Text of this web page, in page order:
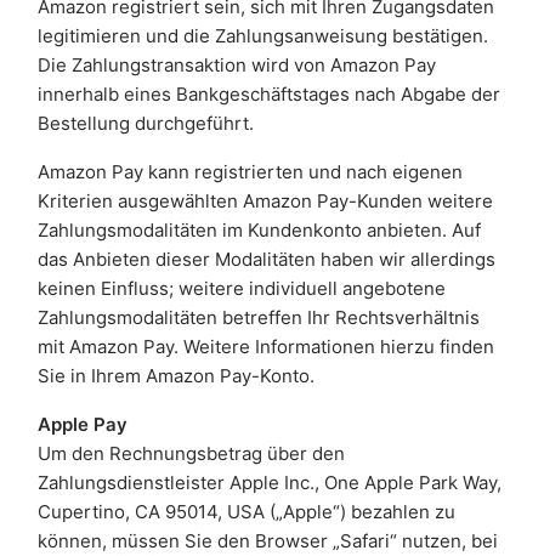
Amazon registriert sein, sich mit Ihren Zugangsdaten
legitimieren und die Zahlungsanweisung bestätigen.
Die Zahlungstransaktion wird von Amazon Pay
innerhalb eines Bankgeschäftstages nach Abgabe der
Bestellung durchgeführt.
Amazon Pay kann registrierten und nach eigenen
Kriterien ausgewählten Amazon Pay-Kunden weitere
Zahlungsmodalitäten im Kundenkonto anbieten. Auf
das Anbieten dieser Modalitäten haben wir allerdings
keinen Einfluss; weitere individuell angebotene
Zahlungsmodalitäten betreffen Ihr Rechtsverhältnis
mit Amazon Pay. Weitere Informationen hierzu finden
Sie in Ihrem Amazon Pay-Konto.
Apple Pay
Um den Rechnungsbetrag über den
Zahlungsdienstleister Apple Inc., One Apple Park Way,
Cupertino, CA 95014, USA („Apple“) bezahlen zu
können, müssen Sie den Browser „Safari“ nutzen, bei